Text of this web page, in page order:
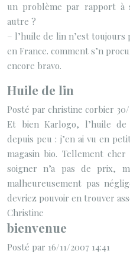
un problème par rapport à
autre ?
– l’huile de lin n’est toujours
en France. comment s’n
encore bravo.
Huile de lin
Posté par christine corbier 30/
Et bien Karlogo, l’huile
depuis peu : j’en ai vu en
magasin bio. Tellement
soigner n’a pas de prix,
malheureusement pas
devriez pouvoir en trouver
Christine
bienvenue
Posté par 16/11/2007 14:41